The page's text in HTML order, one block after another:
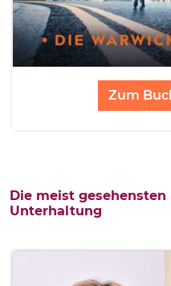
Zum
Die meist
Unterhaltung